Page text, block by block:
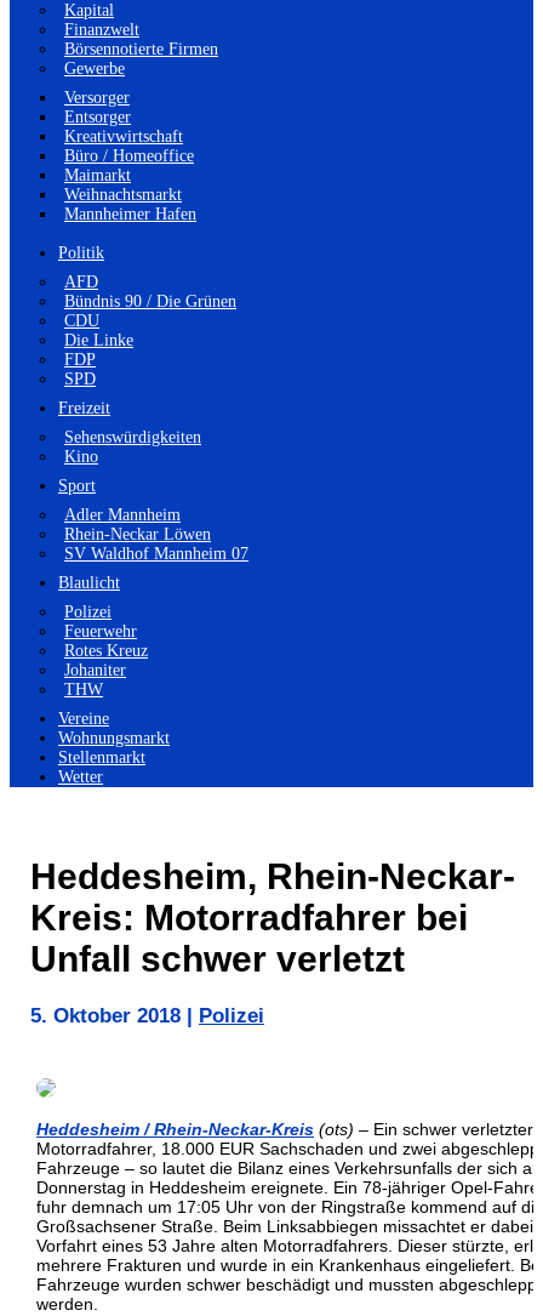
Kapital
Finanzwelt
Börsennotierte Firmen
Gewerbe
Versorger
Entsorger
Kreativwirtschaft
Büro / Homeoffice
Maimarkt
Weihnachtsmarkt
Mannheimer Hafen
Politik
AFD
Bündnis 90 / Die Grünen
CDU
Die Linke
FDP
SPD
Freizeit
Sehenswürdigkeiten
Kino
Sport
Adler Mannheim
Rhein-Neckar Löwen
SV Waldhof Mannheim 07
Blaulicht
Polizei
Feuerwehr
Rotes Kreuz
Johaniter
THW
Vereine
Wohnungsmarkt
Stellenmarkt
Wetter
Heddesheim, Rhein-Neckar-
Kreis: Motorradfahrer bei
Unfall schwer verletzt
5. Oktober 2018 Polizei
Heddesheim / Rhein-Neckar-Kreis (ots) – Ein schwer verletzter
Motorradfahrer, 18.000 EUR Sachschaden und zwei
Fahrzeuge – so lautet die Bilanz eines Verkehrsunfalls der sich
Donnerstag in Heddesheim ereignete. Ein 78-jähriger Opel-
fuhr demnach um 17:05 Uhr von der Ringstraße kommend auf die
Großsachsener Straße. Beim Linksabbiegen missachtet er dabei
Vorfahrt eines 53 Jahre alten Motorradfahrers. Dieser stürzte,
mehrere Frakturen und wurde in ein Krankenhaus eingeliefert.
Fahrzeuge wurden schwer beschädigt und mussten abgeschleppt
werden.